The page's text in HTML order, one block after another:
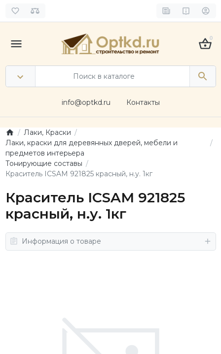
0
info@optkd.ru Контакты
Лаки, Краски
Лаки, краски для деревянных дверей, мебели и
предметов интерьера
Тонирующие составы
Краситель ICSAM 921825 красный, н.у. 1кг
Краситель ICSAM 921825
красный, н.у. 1кг
Информация о товаре